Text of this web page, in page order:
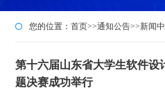
您的位置：首页>>通知公告>>新闻
第十六届山东省大学生软件
题决赛成功举行